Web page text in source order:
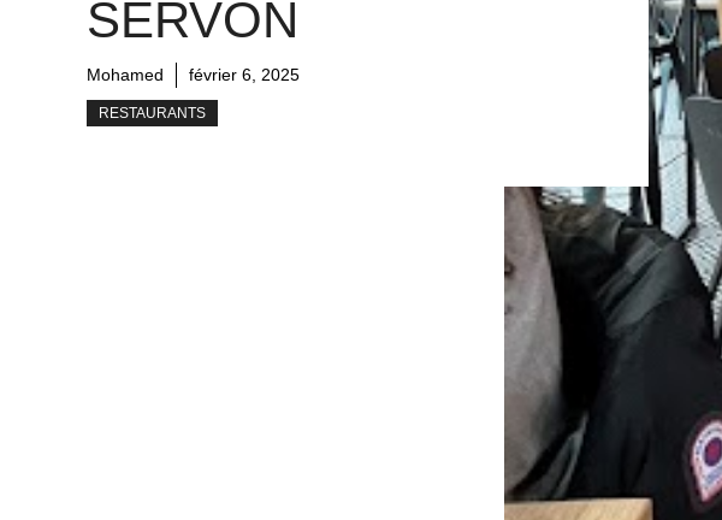
SERVON
Mohamed février 6, 2025
RESTAURANTS